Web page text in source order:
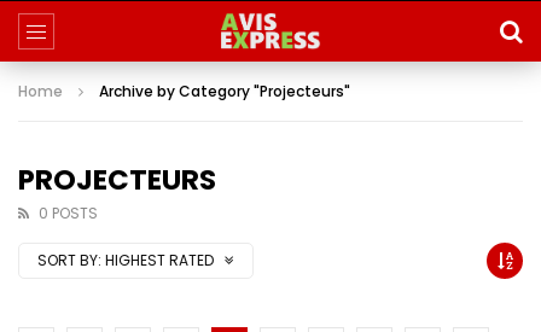
Home Archive by Category "Projecteurs"
PROJECTEURS
0 POSTS
SORT BY: HIGHEST RATED